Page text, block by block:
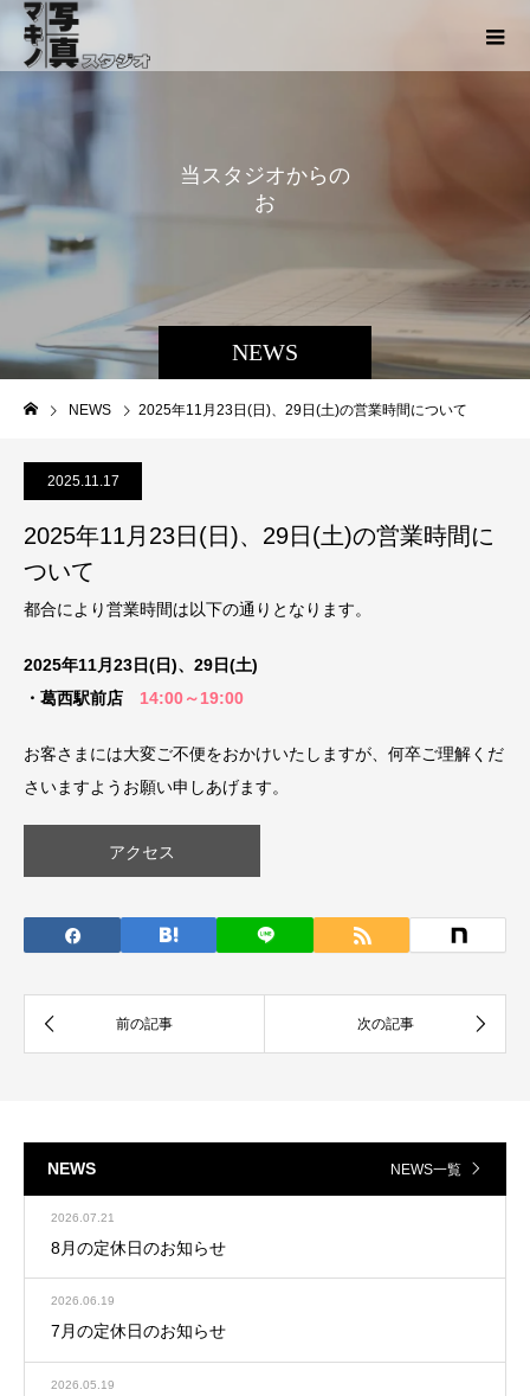
NEWS
当ス タ ジオからの
知ら
NEWS 2025年11月23日(日)、29日(土)の営業時間について
2025.11.17
2025年11月23日(日)、29日(土)の営業時間に
ついて
都合により営業時間は以下の通りとなります。
2025年11月23日(日)、29日(土)
・葛西駅前店 14:00～19:00
お客さまには大変ご不便をおかけいたしますが、何卒ご理解くだ
さいますようお願い申しあげます。
アクセス
NEWS NEWS一覧
2026.07.21
8月の定休日のお知らせ
2026.06.19
7月の定休日のお知らせ
2026.05.19